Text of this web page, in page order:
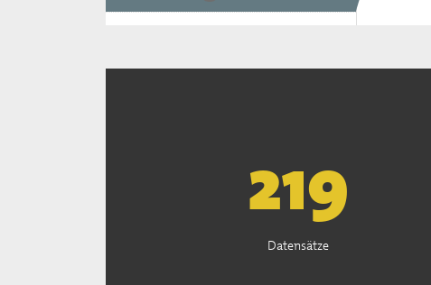
222
Datensätze